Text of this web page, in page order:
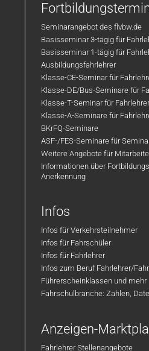
Seminarangebot des flvbw.de
Basisseminar 3-tägig für
Basisseminar 1-tägig für
Ausbildungsfahrlehrer
Klasse-CE-Seminar für
Klasse-DE/Bus-Seminare für
Klasse-T-Seminar für
Klasse-A-Seminare für
BKrFQ-Seminare
ASF-/FES-Seminare für
Weitere Angebote für
Informationen über
Anerkennung
Infos
Infos für Verkehrsteilnehmer
Infos für Fahrschüler
Infos für Fahrlehrer
Infos zum Beruf Fahrlehrer/
Führerscheinklassen und mehr
Fahrschulbranche: Zahlen,
Anzeigen-
Fahrlehrer Stellenangebote